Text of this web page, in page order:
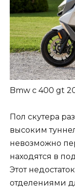
Bmw c 400 gt
Пол скутера
высоким
невозможно
находятся в
Этот
отделениями